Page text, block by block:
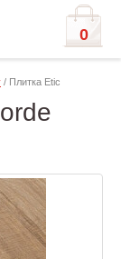
0
/ Плитка Etic